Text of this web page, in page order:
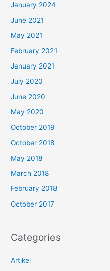
January 2024
June 2021
May 2021
February 2021
January 2021
July 2020
June 2020
May 2020
October 2019
October 2018
May 2018
March 2018
February 2018
October 2017
Categories
Artikel